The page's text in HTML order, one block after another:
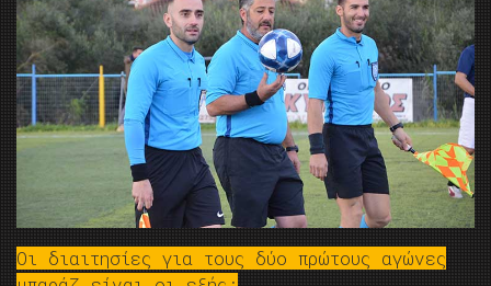
Οι διαιτησίες για τους δύο πρώτους αγώνες